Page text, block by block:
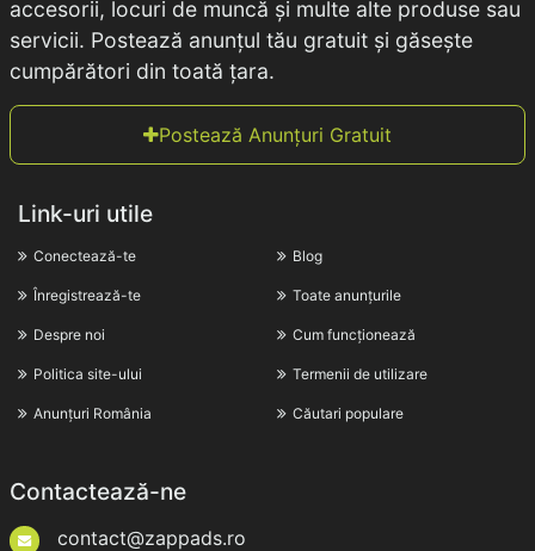
accesorii, locuri de muncă și multe alte produse sau
servicii. Postează anunțul tău gratuit și găsește
cumpărători din toată țara.
Postează Anunțuri Gratuit
Link-uri utile
Conectează-te
Înregistrează-te
Despre noi
Politica site-ului
Anunțuri România
Blog
Toate anunțurile
Cum funcționează
Termenii de utilizare
Căutari populare
Contactează-ne
contact@zappads.ro